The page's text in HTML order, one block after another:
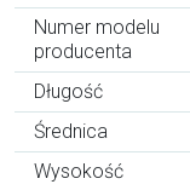
Numer modelu
producenta
Długość
Średnica
Wysokość